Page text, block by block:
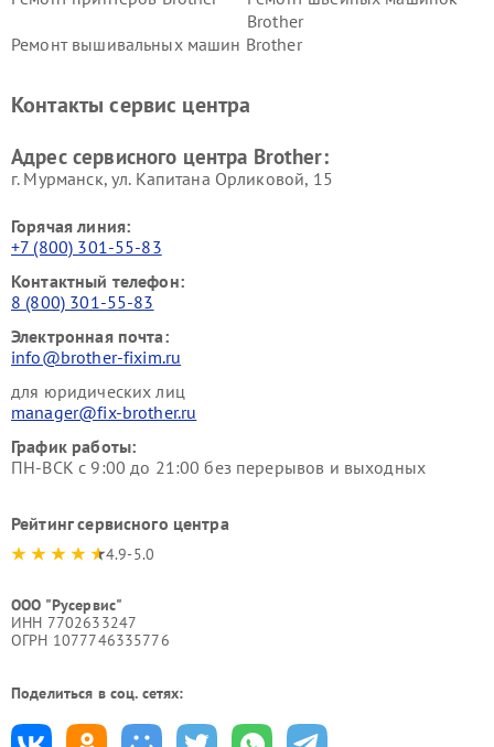
Brother
Ремонт вышивальных машин Brother
Контакты сервис центра
Адрес сервисного центра Brother:
г. Мурманск, ул. Капитана Орликовой, 15
Горячая линия:
+7 (800) 301-55-83
Контактный телефон:
8 (800) 301-55-83
Электронная почта:
info@brother-fixim.ru
для юридических лиц
manager@fix-brother.ru
График работы:
ПН-ВСК с 9:00 до 21:00 без перерывов и выходных
Рейтинг сервисного центра
4.9-5.0
ООО "Русервис"
ИНН 7702633247
ОГРН 1077746335776
Поделиться в соц. сетях: